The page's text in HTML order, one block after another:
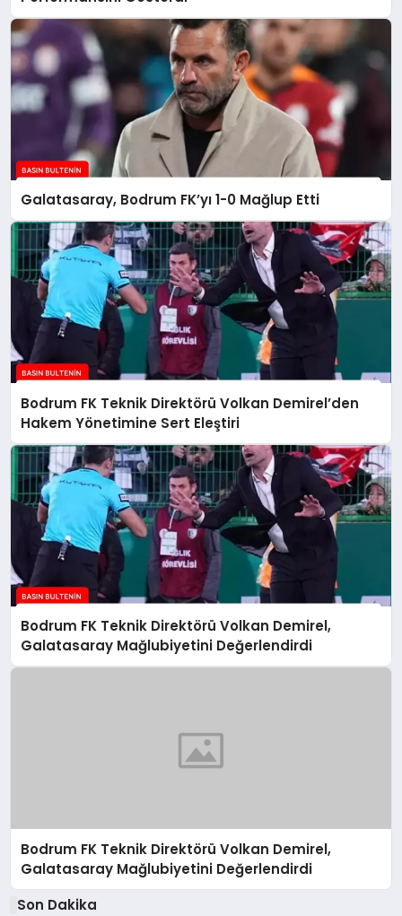
Galatasaray, Bodrum FK’yı 1-0 Mağlup Etti
Bodrum FK Teknik Direktörü Volkan Demirel’den
Hakem Yönetimine Sert Eleştiri
Bodrum FK Teknik Direktörü Volkan Demirel,
Galatasaray Mağlubiyetini Değerlendirdi
Bodrum FK Teknik Direktörü Volkan Demirel,
Galatasaray Mağlubiyetini Değerlendirdi
Son Dakika